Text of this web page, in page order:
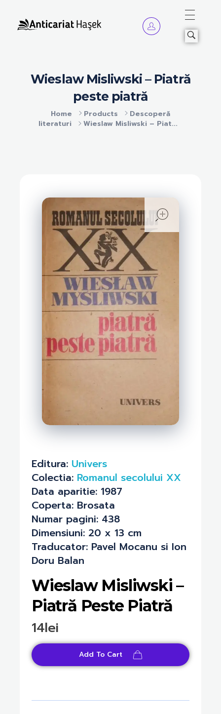
Home Products
Descoperă
literaturi
Wieslaw Misliwski – Piat...
Wieslaw Misliwski – Piatră
peste piatră
Wieslaw Misliwski –
Piatră Peste Piatră
14lei
Editura: Univers
Colectia: Romanul secolului XX
Data aparitie: 1987
Coperta: Brosata
Numar pagini: 438
Dimensiuni: 20 x 13 cm
Traducator: Pavel Mocanu si Ion
Doru Balan
Add To Cart